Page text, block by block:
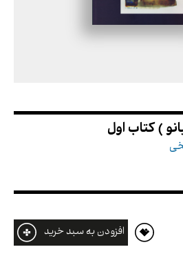
( برای پیانو ) کتاب اول
افزودن به سبد خرید